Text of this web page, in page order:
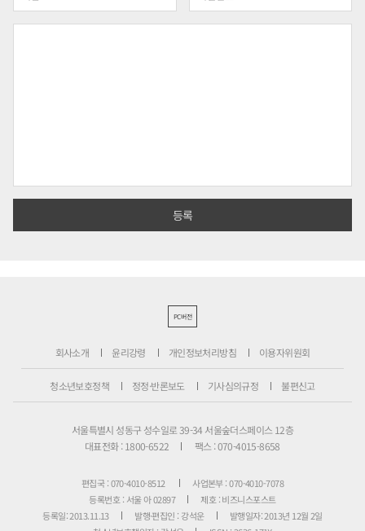
PC버전
회사소개 윤리강령 개인정보처리방침 이용자위원회
청소년보호정책 정정·반론보도 기사심의규정 불편신고
서울특별시 성동구 성수일로 39-34 서울숲더스페이스 12층
대표전화 : 1800-6522
팩스 : 070-4015-8658
편집국 : 070-4010-8512
사업본부 : 070-4010-7078
등록번호 : 서울 아 02897
제호 : 비즈니스포스트
등록일: 2013.11.13
발행·편집인 : 강석운
발행일자: 2013년 12월 2일